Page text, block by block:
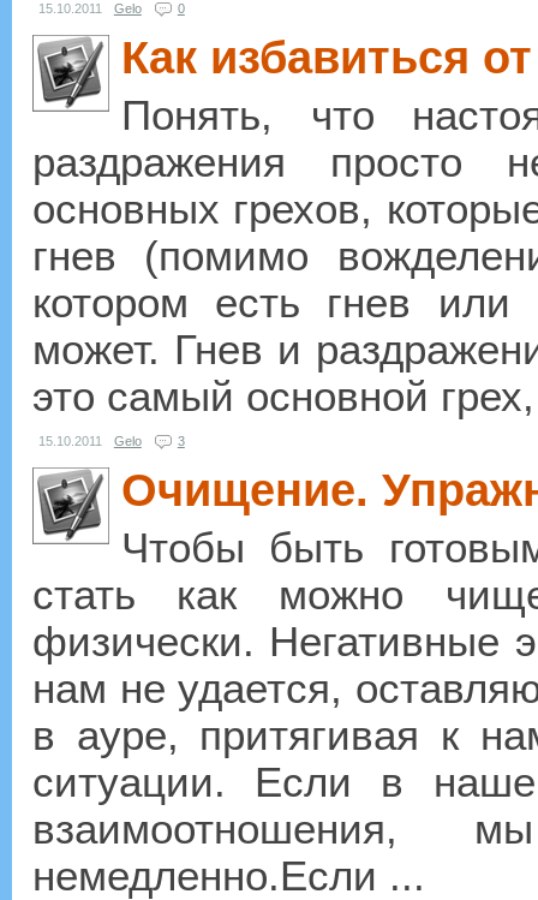
15.10.2011 Gelo 0
Как избавиться
Понять, что
раздражения просто
основных грехов,
гнев (помимо
котором есть гнев
может. Гнев и
это самый основной
15.10.2011 Gelo 3
Очищение.
Чтобы быть
стать как можно
физически. Негативные
нам не удается,
в ауре, притягивая к
ситуации. Если в
взаимоотношения,
немедленно.Если ...